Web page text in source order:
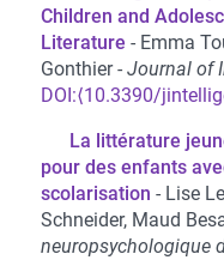
Children and
Literature
Emma
Gonthier
Journal of
⟨10.3390/
La littérature
pour des enfants
scolarisation
Lise
Schneider, Maud
neuropsychologique